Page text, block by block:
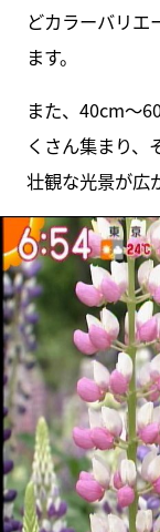
どカラーバリエ
ます。
また、40cm～
くさん集まり、
壮観な光景が広